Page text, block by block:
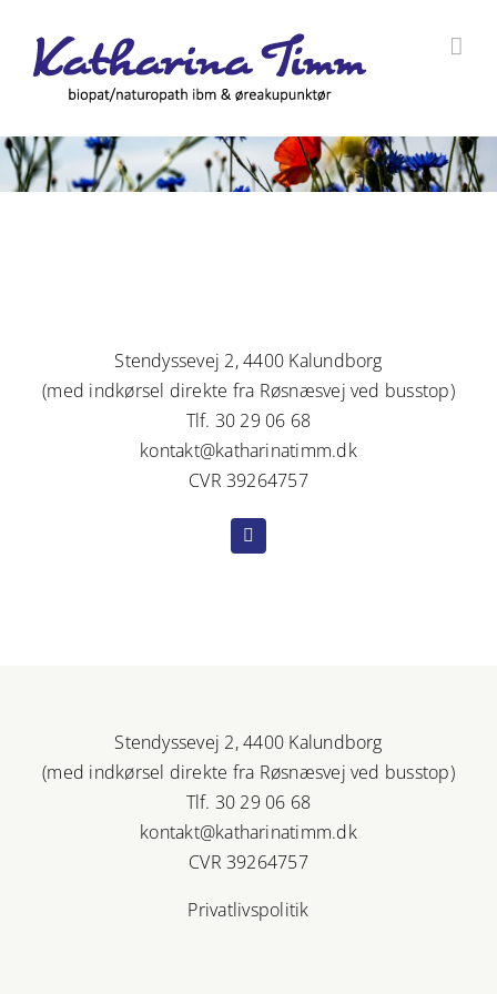
content
Stendyssevej 2, 4400 Kalundborg
(med indkørsel direkte fra Røsnæsvej ved busstop)
Tlf. 30 29 06 68
kontakt@katharinatimm.dk
CVR 39264757
Stendyssevej 2, 4400 Kalundborg
(med indkørsel direkte fra Røsnæsvej ved busstop)
Tlf. 30 29 06 68
kontakt@katharinatimm.dk
CVR 39264757
Privatlivspolitik